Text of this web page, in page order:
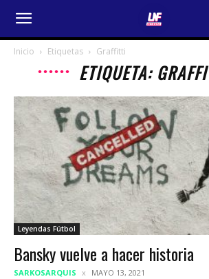
Inicio Etiquetas Graffitti
ETIQUETA:
Leyendas Fútbol
Bansky vuelve a hacer historia
SARKOSARQUIS MAYO 13, 2021